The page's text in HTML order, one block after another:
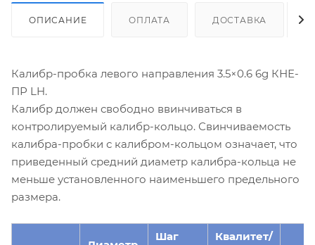
ОПИСАНИЕ ОПЛАТА ДОСТАВКА
Калибр-пробка левого направления 3.5×0.6 6g КНЕ-
ПР LH.
Калибр должен свободно ввинчиваться в
контролируемый калибр-кольцо. Свинчиваемость
калибра-пробки с калибром-кольцом означает, что
приведенный средний диаметр калибра-кольца не
меньше установленного наименьшего предельного
размера.
Шаг
Квалитет/